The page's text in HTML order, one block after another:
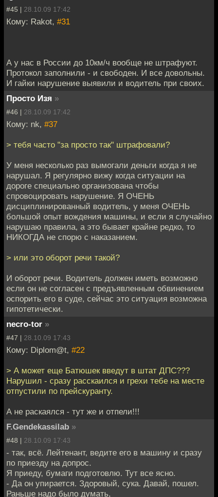
#45 | 28.10.09 17:42
Кому: Rakot, #31
А у нас в России до 10км/ч вообще не штрафуют.
Протокол заполнили - и свободен. И все довольны.
И гайки нарушение выявили и водитель при своих.
Просто Изя »
#46 | 28.10.09 17:42
Кому: nk, #37
> тебя часто "за просто так" штрафовали?
У меня несколько раз вымогали деньги когда я не
нарушал. Я регулярно вижу когда ситуации на
дороге специально организована чтобы
спровоцировать нарушение. Я ОЧЕНЬ
дисциплинированный водитель, у меня ОЧЕНЬ
большой опыт вождения машины, и если я случайно
нарушаю правила, а это бывает крайне редко, то
НИКОГДА не спорю с наказанием.
> или это оборот речи такой?
И оборот речи. Водитель должен иметь возможно
если он не согласен с предъявленным обвинением
оспорить его в суде, сейчас это ситуация возможна
гипотетически.
necro-tor »
#47 | 28.10.09 17:43
Кому: Diplom@t, #22
> А может еще Батюшек введут в штат ДПС???
Нарушил - сразу расскаился и грехи тебе на месте
отпустили по прейскуранту.
А не раскаялся - тут же и отпели!!!
F.Gendekassilab »
#48 | 28.10.09 17:43
- так, всё. Лейтенант, ведите его в машину и сразу
по приезду на допрос.
Я приеду, бумаги подготовлю. Тут все ясно.
- Да он упирается. Здоровый, сука. Давай, пошел.
Раньше надо было думать,